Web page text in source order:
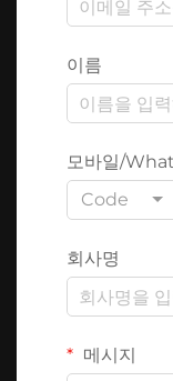
이름
모바일/
Code
회사명
메시지